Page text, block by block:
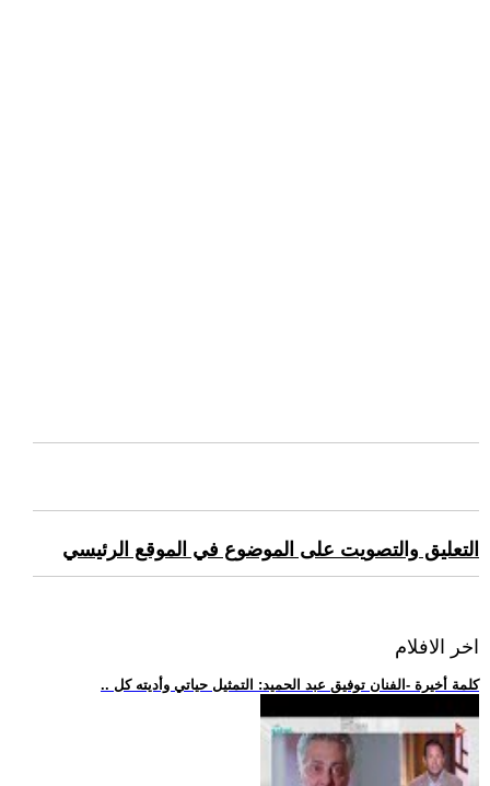
التعليق والتصويت على الموضوع في الموقع الرئيسي
اخر الافلام
.. كلمة أخيرة -الفنان توفيق عبد الحميد: التمثيل حياتي وأديته كل